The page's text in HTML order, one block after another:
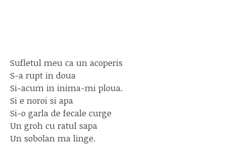
Sufletul meu ca un acoperis
S-a rupt in doua
Si-acum in inima-mi ploua.
Si e noroi si apa
Si-o garla de fecale curge
Un groh cu ratul sapa
Un sobolan ma linge.